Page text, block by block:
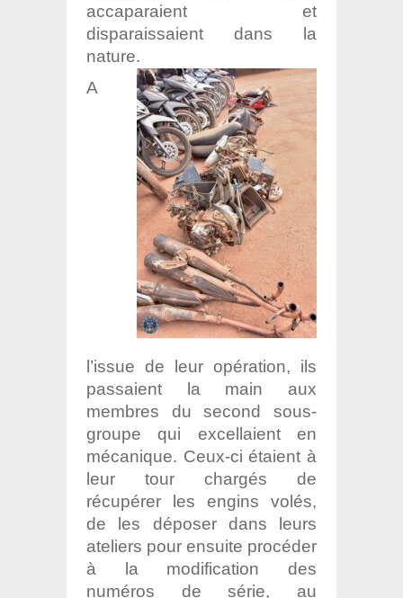
accaparaient et
disparaissaient dans la
nature.
A
l’issue de leur opération, ils
passaient la main aux
membres du second sous-
groupe qui excellaient en
mécanique. Ceux-ci étaient à
leur tour chargés de
récupérer les engins volés,
de les déposer dans leurs
ateliers pour ensuite procéder
à la modification des
numéros de série, au